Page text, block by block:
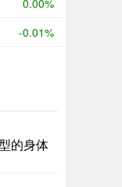
0.00%
-0.01%
的身体